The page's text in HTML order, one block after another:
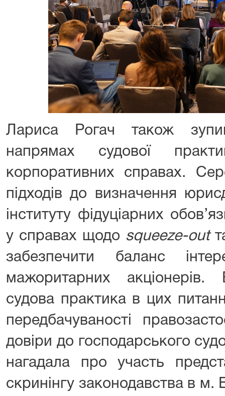
Лариса Рогач також
напрямах судової
корпоративних справах.
підходів до визначення
інституту фідуціарних
у справах щодо squeeze-out
забезпечити баланс
мажоритарних
судова практика в цих
передбачуваності
довіри до господарського
нагадала про участь
скринінгу законодавства в м.